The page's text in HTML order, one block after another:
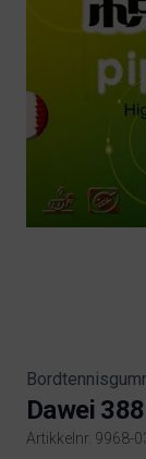
Dawei
Artikkelnr. 9968-